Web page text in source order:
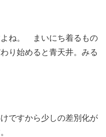
よね。 まいにち着るもの
り始めると青天井。みる
ですから少しの差別化が